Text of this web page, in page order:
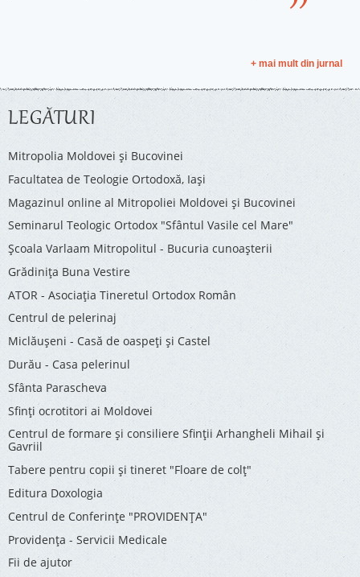
+ mai mult din jurnal
LEGĂTURI
Mitropolia Moldovei și Bucovinei
Facultatea de Teologie Ortodoxă, Iaşi
Magazinul online al Mitropoliei Moldovei și Bucovinei
Seminarul Teologic Ortodox "Sfântul Vasile cel Mare"
Şcoala Varlaam Mitropolitul - Bucuria cunoaşterii
Grădinița Buna Vestire
ATOR - Asociaţia Tineretul Ortodox Român
Centrul de pelerinaj
Miclăușeni - Casă de oaspeţi şi Castel
Durău - Casa pelerinul
Sfânta Parascheva
Sfinți ocrotitori ai Moldovei
Centrul de formare și consiliere Sfinții Arhangheli Mihail și
Gavriil
Tabere pentru copii şi tineret "Floare de colţ"
Editura Doxologia
Centrul de Conferinţe "PROVIDENŢA"
Providenţa - Servicii Medicale
Fii de ajutor